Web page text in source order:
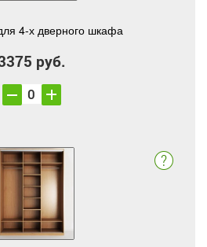
4-х дверного шкафа
руб.